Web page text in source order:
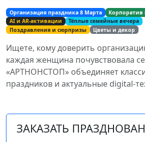
Организация праздника 8 Марта
Корпоратив
AI и AR‑активации
Тёплые семейные вечера
Поздравления и сюрпризы
Цветы и декор
Ищете, кому доверить
каждая женщина почувствовала
«АРТНОНСТОП» объединяет
праздников и актуальные
ЗАКАЗАТЬ